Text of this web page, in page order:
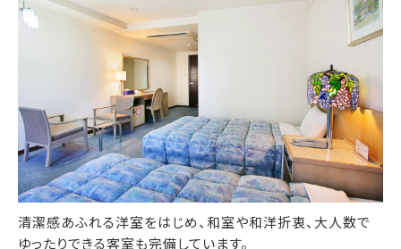
清潔感あふれる洋室をはじめ、和室や和洋折衷、大人数で
ゆったりできる客室も完備しています。